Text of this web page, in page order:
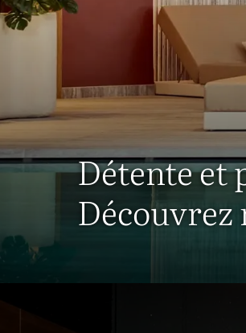
Détente et